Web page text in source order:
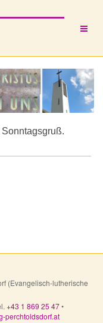
(Evangelisch-lutherische
+43 1 869 25 47•
perchtoldsdorf.at